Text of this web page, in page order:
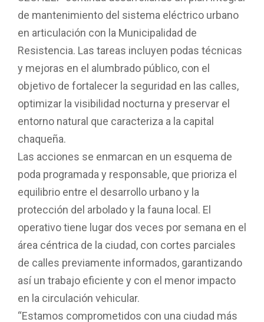
o
k
p
p
tir
de mantenimiento del sistema eléctrico urbano
en articulación con la Municipalidad de
Resistencia. Las tareas incluyen podas técnicas
y mejoras en el alumbrado público, con el
objetivo de fortalecer la seguridad en las calles,
optimizar la visibilidad nocturna y preservar el
entorno natural que caracteriza a la capital
chaqueña.
Las acciones se enmarcan en un esquema de
poda programada y responsable, que prioriza el
equilibrio entre el desarrollo urbano y la
protección del arbolado y la fauna local. El
operativo tiene lugar dos veces por semana en el
área céntrica de la ciudad, con cortes parciales
de calles previamente informados, garantizando
así un trabajo eficiente y con el menor impacto
en la circulación vehicular.
“Estamos comprometidos con una ciudad más